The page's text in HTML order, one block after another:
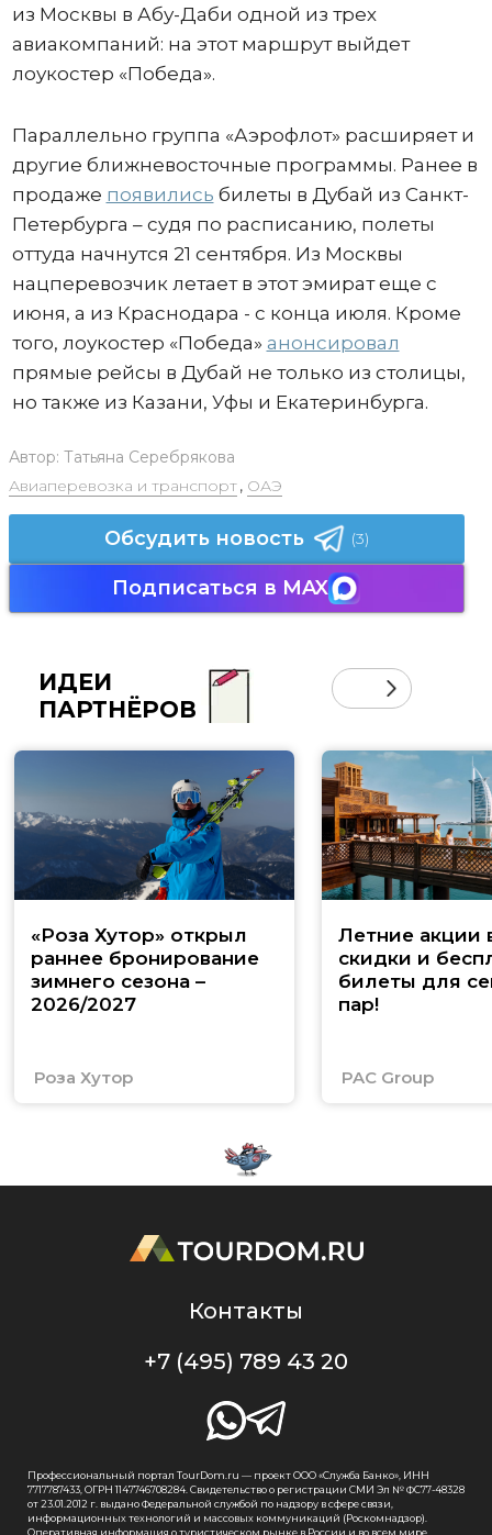
из Москвы в Абу-Даби одной из трех
авиакомпаний: на этот маршрут выйдет
лоукостер «Победа».
Параллельно группа «Аэрофлот» расширяет и
другие ближневосточные программы. Ранее в
продаже появились билеты в Дубай из Санкт-
Петербурга – судя по расписанию, полеты
оттуда начнутся 21 сентября. Из Москвы
нацперевозчик летает в этот эмират еще с
июня, а из Краснодара - с конца июля. Кроме
того, лоукостер «Победа» анонсировал
прямые рейсы в Дубай не только из столицы,
но также из Казани, Уфы и Екатеринбурга.
Автор: Татьяна Серебрякова
Авиаперевозка и транспорт, ОАЭ
Обсудить новость (3)
Подписаться в MAX
ИДЕИ
ПАРТНЁРОВ
«Роза Хутор» открыл
раннее бронирование
зимнего сезона –
2026/2027
Роза Хутор
Летние акции
скидки и
билеты для
пар!
PAC Group
Контакты
+7 (495) 789 43 20
Профессиональный портал TourDom.ru — проект ООО «Служба Банко», ИНН
7717787433, ОГРН 1147746708284. Свидетельство о регистрации СМИ Эл № ФС77-48328
от 23.01.2012 г. выдано Федеральной службой по надзору в сфере связи,
информационных технологий и массовых коммуникаций (Роскомнадзор).
Оперативная информация о туристическом рынке в России и во всем мире.